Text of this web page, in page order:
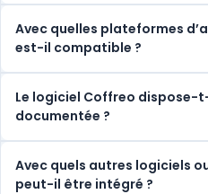
Avec quelles plateformes
est-il compatible ?
Le logiciel Coffreo dispose-t-
documentée ?
Avec quels autres logiciels
peut-il être intégré ?